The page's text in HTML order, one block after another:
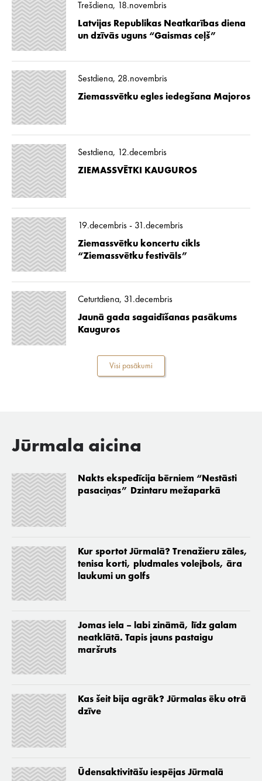
Trešdiena, 18.novembris
Latvijas Republikas Neatkarības diena
un dzīvās uguns “Gaismas ceļš”
Sestdiena, 28.novembris
Ziemassvētku egles iedegšana Majoros
Sestdiena, 12.decembris
ZIEMASSVĒTKI KAUGUROS
19.decembris - 31.decembris
Ziemassvētku koncertu cikls
“Ziemassvētku festivāls”
Ceturtdiena, 31.decembris
Jaunā gada sagaidīšanas pasākums
Kauguros
Visi pasākumi
Jūrmala aicina
Nakts ekspedīcija bērniem “Nestāsti
pasaciņas” Dzintaru mežaparkā
Kur sportot Jūrmalā? Trenažieru zāles,
tenisa korti, pludmales volejbols, āra
laukumi un golfs
Jomas iela – labi zināmā, līdz galam
neatklātā. Tapis jauns pastaigu
maršruts
Kas šeit bija agrāk? Jūrmalas ēku otrā
dzīve
Ūdensaktivitāšu iespējas Jūrmalā